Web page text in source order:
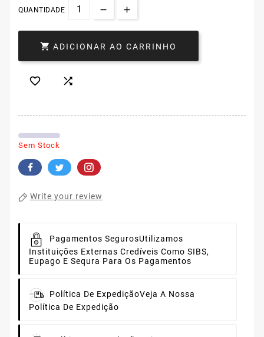
QUANTIDADE
 ADICIONAR AO CARRINHO
 
Sem Stock
Write your review
Pagamentos SegurosUtilizamos
Instituições Externas Credíveis Como SIBS,
Eupago E Sequra Para Os Pagamentos
Política De ExpediçãoVeja A Nossa
Política De Expedição